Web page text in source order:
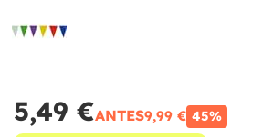
5,49 €ANTES9,99 € 45%